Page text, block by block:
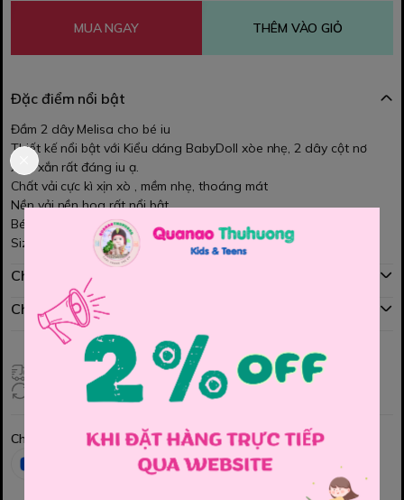
MUA NGAY THÊM VÀO GIỎ
Đặc điểm nổi bật
Đầm 2 dây Melisa cho bé iu
Thiết kế nổi bật với Kiểu dáng BabyDoll xòe nhẹ, 2 dây cột nơ
xinh xắn rất đáng iu ạ.
Chất vải cực kì xịn xò , mềm nhẹ, thoáng mát
Nền vải nền hoa rất nổi bật.
Bé mặc cực kì xinh lun đó ạ!
Size 18/24m, 2/3y, 3/4y, 4/5y, 5/6y, 6/7y, 7/8y, 8/9y, 9/10y, 10/11y
Chính sách mua hàng
Chính sách đổi hàng
Giao hàng toàn quốc
Đổi hàng 3 ngày (HCM), 7 ngày (Tỉnh)
Chia sẻ